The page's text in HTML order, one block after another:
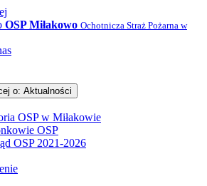
OSP Miłakowo Ochotnicza Straż Pożarna w
o: Aktualności
OSP w Miłakowie
OSP
OSP 2021-2026